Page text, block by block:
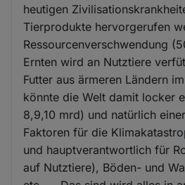
heutigen
Tierprodukte hervorgerufen
Ressourcenverschwendung
Ernten wird an Nutztiere
Futter aus ärmeren Ländern
könnte die Welt damit locker
8,9,10 mrd) und natürlich
Faktoren für die
und hauptverantwortlich für
auf Nutztiere), Böden- und